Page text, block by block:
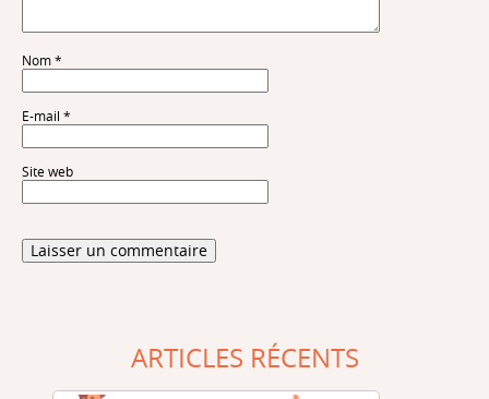
Nom *
E-mail *
Site web
ARTICLES RÉCENTS